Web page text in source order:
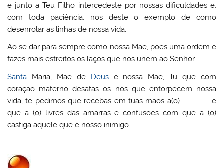
e junto a Teu Filho intercedeste por nossas dificuldades e,
com toda paciência, nos deste o exemplo de como
desenrolar as linhas de nossa vida.
Ao se dar para sempre como nossa Mãe, pões uma ordem e
fazes mais estreitos os laços que nos unem ao Senhor.
Santa Maria, Mãe de Deuse nossa Mãe, Tu que com
coração materno desatas os nós que entorpecem nossa
vida, te pedimos que recebas em tuas mãos a(o)……………………. e
que a (o) livres das amarras e confusões com que a (o)
castiga aquele que é nosso inimigo.